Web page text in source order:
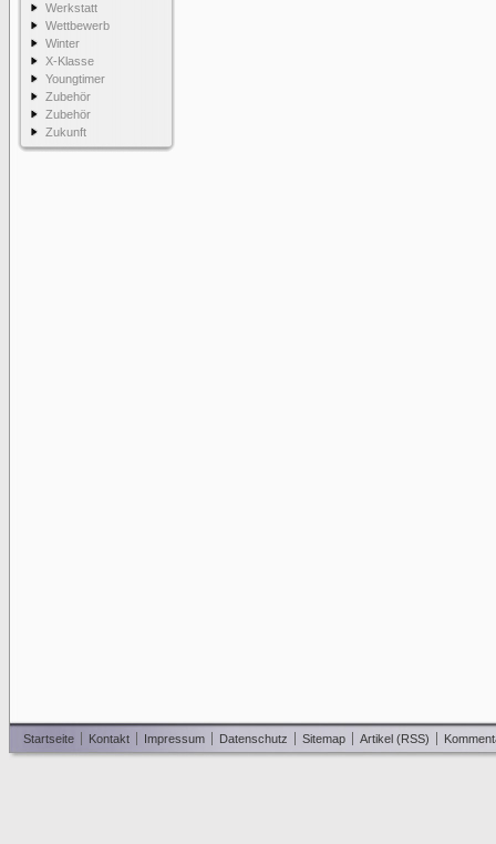
Werkstatt
Wettbewerb
Winter
X-Klasse
Youngtimer
Zubehör
Zubehör
Zukunft
Startseite Kontakt Impressum Datenschutz Sitemap Artikel (RSS)